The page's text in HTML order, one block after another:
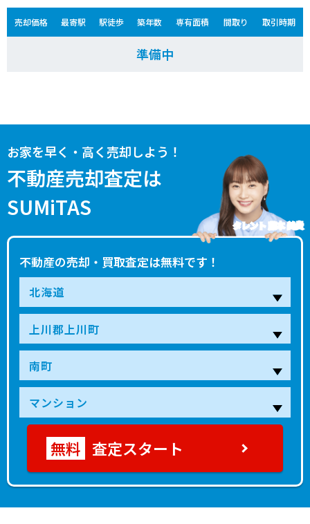
売却価格 最寄駅 駅徒歩 築年数 専有面積 間取り 取引時期
準備中
お家を早く・高く売却しよう！
不動産売却査定は
SUMiTAS
不動産の売却・買取査定は無料です！
タレント 藤本 美貴
査定スタート